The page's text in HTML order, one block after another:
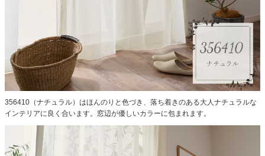
356410（ナチュラル）はほんのりと色づき、落ち着きのある大人ナチュラルな
インテリアに良く合います。窓辺が優しいカラーに包まれます。